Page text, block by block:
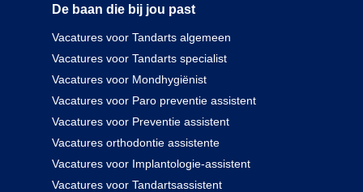
De baan die bij jou past
Vacatures voor Tandarts algemeen
Vacatures voor Tandarts specialist
Vacatures voor Mondhygiënist
Vacatures voor Paro preventie assistent
Vacatures voor Preventie assistent
Vacatures orthodontie assistente
Vacatures voor Implantologie-assistent
Vacatures voor Tandartsassistent